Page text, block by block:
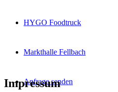
HYGO Foodtruck
Markthalle Fellbach
Anfrage senden
Impressum